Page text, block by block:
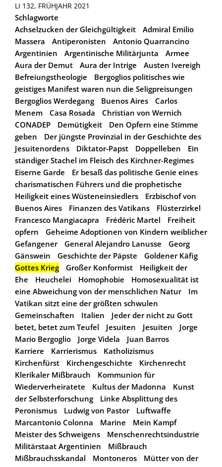
LI 132, FRÜHJAHR 2021
Schlagworte
Achselzucken der Gleichgültigkeit
Admiral Emilio
Massera
Antiperonisten
Antonio Quarrancino
Argentinien
Argentinische Militärjunta
Armee
Aura der Demut
Aura der Intrige
Austen Ivereigh
Befreiungstheologie
Bergoglios politisches wie
geistiges Manifest waren nun die Seligpreisungen
Bergoglios Werdegang
Buenos Aires
Carlos
Menem
Casa Rosada
Christian von Wernich
CONADEP
Demütigkeit
Den Opfern eine Stimme
geben
Der jüngste Provinzial in der Geschichte des
Jesuitenordens
Diktator-Papst Doppelleben
Ein
ständiger Stachel im Fleisch des Kirchner-Regimes
Eiserne Garde
Er besaß das politische Genie eines
charismatischen Führers und die prophetische
Heiligkeit eines Wüsteneinsiedlers
Erzbischof von
Buenos Aires
Finanzen des Vatikans
Flüsterzirkel
Francesco Mangiacapra
Frédéric Martel
Freiheit
opfern
Geheime Adoptionen von Kindern weiblicher
Gefangener
General Alejandro Lanusse
Georg
Gänswein
Geschichte der Päpste
Goldener Käfig
Gottes Krieg
Großer Konformist
Heiligkeit der
Ehe
Heuchelei Homophobie
Homosexualität ist
eine Abweichung von der menschlichen Natur
Im
Vatikan sitzt eine der größten schwulen
Gemeinschaften
Italien
Jeder der nicht zu Gott
betet, betet zum Teufel
Jesuiten Jesuiten
Jorge
Mario Bergoglio
Jorge Videla
Juan Barros
Karriere
Karrierismus
Katholizismus
Kirchenfürst
Kirchengeschichte
Kirchenrecht
Klerikaler Mißbrauch
Kommunion für
Wiederverheiratete
Kultus der Madonna
Kunst
der Selbsterforschung
Linke Absplittung des
Peronismus
Ludwig von Pastor
Luftwaffe
Marcantonio Colonna
Marine
Mein Kampf
Meister des Schweigens
Menschenrechtsindustrie
Militärstaat Argentinien
Mißbrauch
Mißbrauchsskandal
Montoneros
Mütter von der